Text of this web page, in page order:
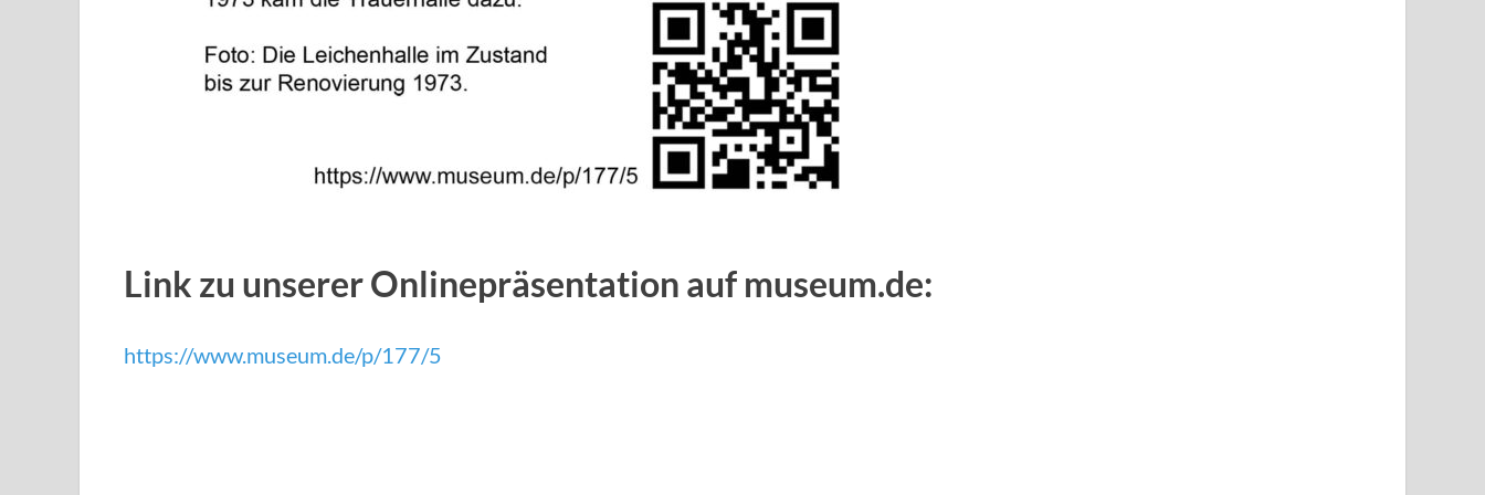
Link zu unserer Onlinepräsentation auf museum.de:
https://www.museum.de/p/177/5